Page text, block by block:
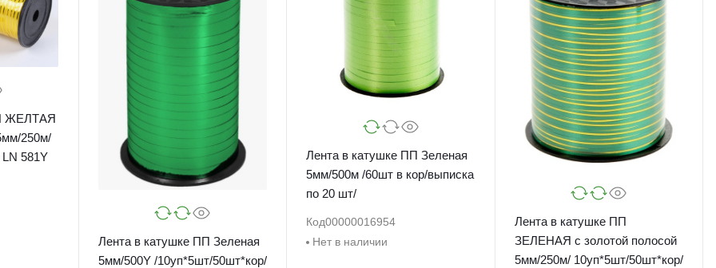
ЖЕЛТАЯ
581Y
Лента в катушке ПП Зеленая
5мм/500Y /10уп*5шт/50шт*кор/
Лента в катушке ПП Зеленая
5мм/500м /60шт в кор/выписка
по 20 шт/
Код00000016954
Нет в наличии
Лента в катушке ПП
ЗЕЛЕНАЯ с золотой полосой
5мм/250м/ 10уп*5шт/50шт*кор/